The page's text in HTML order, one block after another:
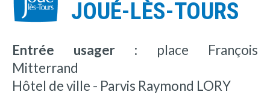
JOUÉ-LÈS-TOURS
Entrée usager : place François
Mitterrand
Hôtel de ville - Parvis Raymond LORY